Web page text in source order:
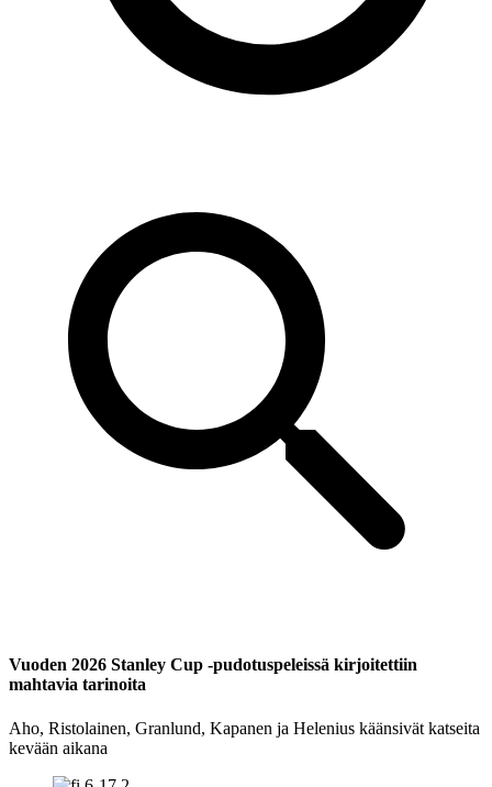
Vuoden 2026 Stanley Cup -pudotuspeleissä kirjoitettiin
mahtavia tarinoita
Aho, Ristolainen, Granlund, Kapanen ja Helenius käänsivät katseita
kevään aikana